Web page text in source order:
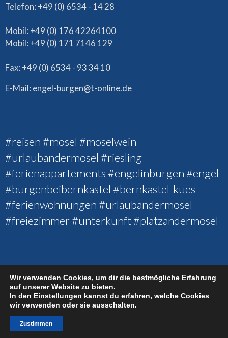
Telefon: +49 (0) 6534 - 14 28
Mobil: +49 (0) 176 42264100
Mobil: +49 (0) 171 7146 129
Fax: +49 (0) 6534 - 93 34 10
E-Mail: engel-burgen@t-online.de
#reisen #mosel #moselwein
#urlaubandermosel #riesling
#ferienappartements #engelinburgen #engel
#burgenbeibernkastel #bernkastel-kues
#ferienwohnungen #urlaubandermosel
#freiezimmer #unterkunft #platzandermosel
Copyright 2022Engel Ferienappartements - Burgen bei Bernkastel
Wir verwenden Cookies, um dir die bestmögliche Erfahrung
auf unserer Website zu bieten.
In den Einstellungen kannst du erfahren, welche Cookies
wir verwenden oder sie ausschalten.
Zustimmen